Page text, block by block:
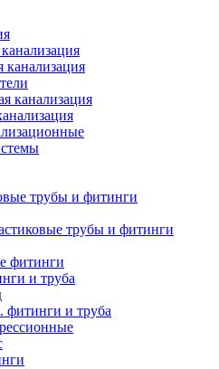
канализация
канализация
трубы и фитинги
трубы и фитинги
фитинги
и труба
фитинги и труба